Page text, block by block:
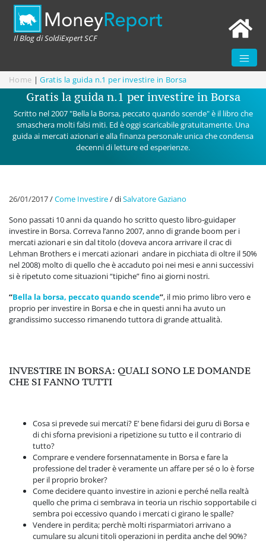
Il Blog di SoldiExpert SCF
Home |Gratis la guida n.1 per investire in Borsa
Gratis la guida n.1 per investire in Borsa
Scritto nel 2007 "Bella la Borsa, peccato quando scende" è il libro che
smaschera molti falsi miti. Ed è oggi scaricabile gratuitamente. Una
guida ai mercati azionari e alla finanza personale unica che condensa
decenni di letture ed esperienze.
26/01/2017/Come Investire/diSalvatore Gaziano
Sono passati 10 anni da quando ho scritto questo libro-guidaper
investire in Borsa. Correva l’anno 2007, anno di grande boom per i
mercati azionari e sin dal titolo (doveva ancora arrivare il crac di
Lehman Brothers e i mercati azionari andare in picchiata di oltre il 50%
nel 2008) molto di quello che è accaduto poi nei mesi e anni successivi
si è ripetuto come situazioni “tipiche” fino ai giorni nostri.
“Bella la borsa, peccato quando scende”, il mio primo libro vero e
proprio per investire in Borsa e che in questi anni ha avuto un
grandissimo successo rimanendo tuttora di grande attualità.
INVESTIRE IN BORSA: QUALI SONO LE DOMANDE
CHE SI FANNO TUTTI
Cosa si prevede sui mercati? E’ bene fidarsi dei guru di Borsa e
di chi sforna previsioni a ripetizione su tutto e il contrario di
tutto?
Comprare e vendere forsennatamente in Borsa e fare la
professione del trader è veramente un affare per sé o lo è forse
per il proprio broker?
Come decidere quanto investire in azioni e perché nella realtà
quello che prima ci sembrava in teoria un rischio sopportabile ci
sembra poi eccessivo quando i mercati ci girano le spalle?
Vendere in perdita; perchè molti risparmiatori arrivano a
cumulare su alcuni titoli operazioni in perdita anche del 90%?